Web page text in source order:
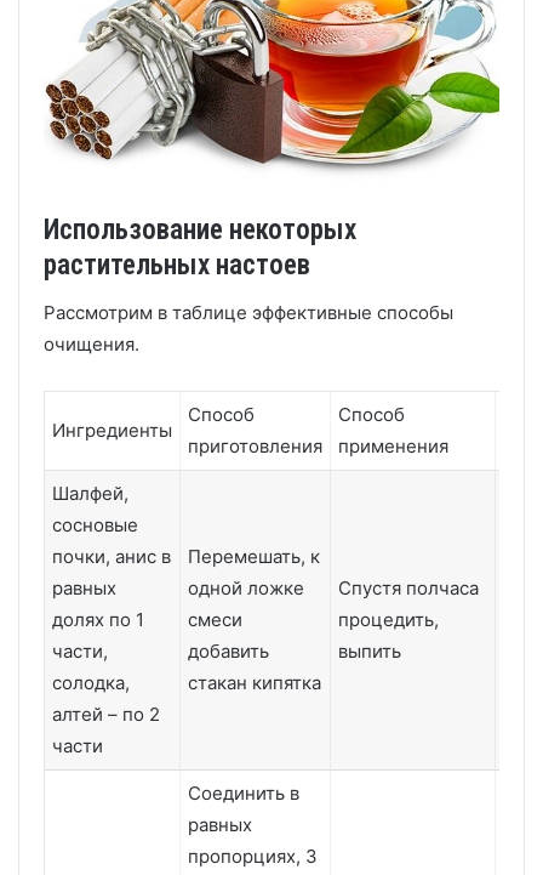
Использование некоторых
растительных настоев
Рассмотрим в таблице эффективные способы
очищения.
Ингредиенты
Способ
приготовления
Способ
применения
Шалфей,
сосновые
почки, анис в
равных
долях по 1
части,
солодка,
алтей – по 2
части
Перемешать, к
одной ложке
смеси
добавить
стакан кипятка
Спустя полчаса
процедить,
выпить
Соединить в
равных
пропорциях, 3